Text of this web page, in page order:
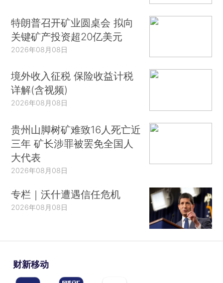
特朗普召开矿业圆桌会 拟向
关键矿产投资超20亿美元
2026年08月08日
境外收入征税 保险收益计税
详解(含视频)
2026年08月08日
贵州山脚树矿难致16人死亡近
三年 矿长涉罪被罢免全国人
大代表
2026年08月08日
专栏｜沃什遭遇信任危机
2026年08月08日
财新移动